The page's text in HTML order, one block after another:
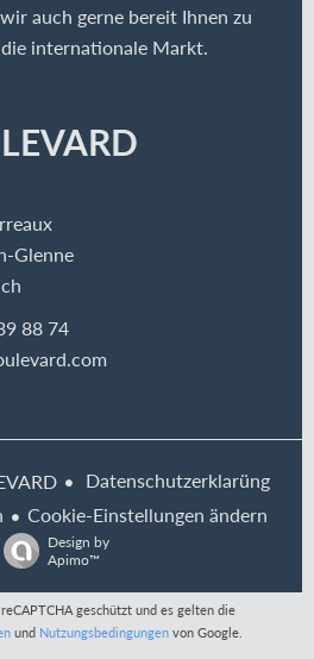
auch gerne bereit Ihnen zu
internationale Markt.
Glenne
88 74
Datenschutzerklarüng
Cookie-Einstellungen ändern
Design by
Apimo™
geschützt und es gelten die
und Nutzungsbedingungenvon Google.